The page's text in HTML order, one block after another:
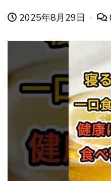
2025年8月29日